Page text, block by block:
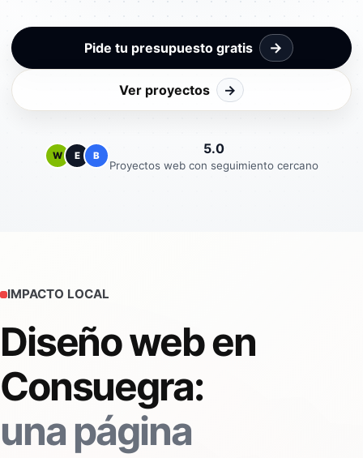
Pide tu presupuesto gratis →
Ver proyectos →
W E B 5.0
Proyectos web con seguimiento cercano
IMPACTO LOCAL
Diseño web en
Consuegra:
una página